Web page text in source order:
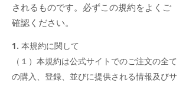
されるものです。必ずこの規約をよくご
確認ください。
1. 本規約に関して
（１）本規約は公式サイトでのご注文の全て
の購入、登録、並びに提供される情報及びサ